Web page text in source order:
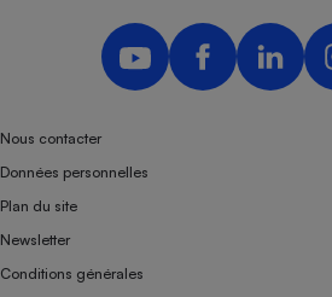
Nous contacter
Données personnelles
Plan du site
Newsletter
Conditions générales